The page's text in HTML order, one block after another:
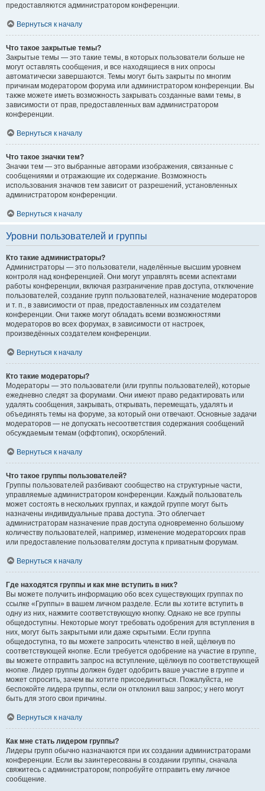
предоставляются администратором конференции.
Вернуться к началу
Что такое закрытые темы?
Закрытые темы — это такие темы, в которых пользователи больше не
могут оставлять сообщения, и все находящиеся в них опросы
автоматически завершаются. Темы могут быть закрыты по многим
причинам модератором форума или администратором конференции. Вы
также можете иметь возможность закрывать созданные вами темы, в
зависимости от прав, предоставленных вам администратором
конференции.
Вернуться к началу
Что такое значки тем?
Значки тем — это выбранные авторами изображения, связанные с
сообщениями и отражающие их содержание. Возможность
использования значков тем зависит от разрешений, установленных
администратором конференции.
Вернуться к началу
Уровни пользователей и группы
Кто такие администраторы?
Администраторы — это пользователи, наделённые высшим уровнем
контроля над конференцией. Они могут управлять всеми аспектами
работы конференции, включая разграничение прав доступа, отключение
пользователей, создание групп пользователей, назначение модераторов
и т. п., в зависимости от прав, предоставленных им создателем
конференции. Они также могут обладать всеми возможностями
модераторов во всех форумах, в зависимости от настроек,
произведённых создателем конференции.
Вернуться к началу
Кто такие модераторы?
Модераторы — это пользователи (или группы пользователей), которые
ежедневно следят за форумами. Они имеют право редактировать или
удалять сообщения, закрывать, открывать, перемещать, удалять и
объединять темы на форуме, за который они отвечают. Основные задачи
модераторов — не допускать несоответствия содержания сообщений
обсуждаемым темам (оффтопик), оскорблений.
Вернуться к началу
Что такое группы пользователей?
Группы пользователей разбивают сообщество на структурные части,
управляемые администратором конференции. Каждый пользователь
может состоять в нескольких группах, и каждой группе могут быть
назначены индивидуальные права доступа. Это облегчает
администраторам назначение прав доступа одновременно большому
количеству пользователей, например, изменение модераторских прав
или предоставление пользователям доступа к приватным форумам.
Вернуться к началу
Где находятся группы и как мне вступить в них?
Вы можете получить информацию обо всех существующих группах по
ссылке «Группы» в вашем личном разделе. Если вы хотите вступить в
одну из них, нажмите соответствующую кнопку. Однако не все группы
общедоступны. Некоторые могут требовать одобрения для вступления в
них, могут быть закрытыми или даже скрытыми. Если группа
общедоступна, то вы можете запросить членство в ней, щёлкнув по
соответствующей кнопке. Если требуется одобрение на участие в группе,
вы можете отправить запрос на вступление, щёлкнув по соответствующей
кнопке. Лидер группы должен будет одобрить ваше участие в группе и
может спросить, зачем вы хотите присоединиться. Пожалуйста, не
беспокойте лидера группы, если он отклонил ваш запрос; у него могут
быть для этого свои причины.
Вернуться к началу
Как мне стать лидером группы?
Лидеры групп обычно назначаются при их создании администраторами
конференции. Если вы заинтересованы в создании группы, сначала
свяжитесь с администратором; попробуйте отправить ему личное
сообщение.